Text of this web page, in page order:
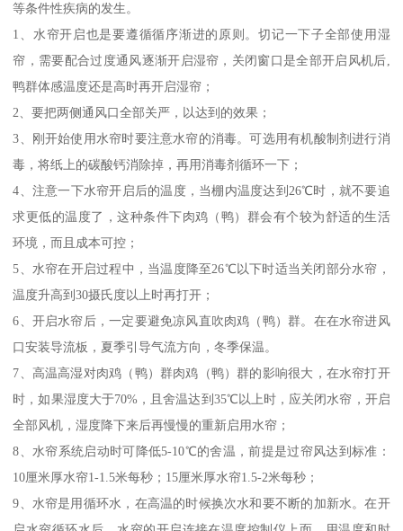
等条件性疾病的发生。
1、水帘开启也是要遵循循序渐进的原则。切记一下子全部使用湿
帘，需要配合过度通风逐渐开启湿帘，关闭窗口是全部开启风机后,
鸭群体感温度还是高时再开启湿帘；
2、要把两侧通风口全部关严，以达到的效果；
3、刚开始使用水帘时要注意水帘的消毒。可选用有机酸制剂进行消
毒，将纸上的碳酸钙消除掉，再用消毒剂循环一下；
4、注意一下水帘开启后的温度，当棚内温度达到26℃时，就不要追
求更低的温度了，这种条件下肉鸡（鸭）群会有个较为舒适的生活
环境，而且成本可控；
5、水帘在开启过程中，当温度降至26℃以下时适当关闭部分水帘，
温度升高到30摄氏度以上时再打开；
6、开启水帘后，一定要避免凉风直吹肉鸡（鸭）群。在在水帘进风
口安装导流板，夏季引导气流方向，冬季保温。
7、高温高湿对肉鸡（鸭）群肉鸡（鸭）群的影响很大，在水帘打开
时，如果湿度大于70%，且舍温达到35℃以上时，应关闭水帘，开启
全部风机，湿度降下来后再慢慢的重新启用水帘；
8、水帘系统启动时可降低5-10℃的舍温，前提是过帘风达到标准：
10厘米厚水帘1-1.5米每秒；15厘米厚水帘1.5-2米每秒；
9、水帘是用循环水，在高温的时候换次水和要不断的加新水。在开